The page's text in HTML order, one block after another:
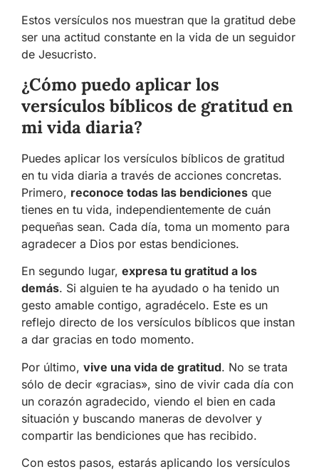
Estos versículos nos muestran que la gratitud debe
ser una actitud constante en la vida de un seguidor
de Jesucristo.
¿Cómo puedo aplicar los
versículos bíblicos de gratitud en
mi vida diaria?
Puedes aplicar los versículos bíblicos de gratitud
en tu vida diaria a través de acciones concretas.
Primero, reconoce todas las bendiciones que
tienes en tu vida, independientemente de cuán
pequeñas sean. Cada día, toma un momento para
agradecer a Dios por estas bendiciones.
En segundo lugar, expresa tu gratitud a los
demás. Si alguien te ha ayudado o ha tenido un
gesto amable contigo, agradécelo. Este es un
reflejo directo de los versículos bíblicos que instan
a dar gracias en todo momento.
Por último, vive una vida de gratitud. No se trata
sólo de decir «gracias», sino de vivir cada día con
un corazón agradecido, viendo el bien en cada
situación y buscando maneras de devolver y
compartir las bendiciones que has recibido.
Con estos pasos, estarás aplicando los versículos